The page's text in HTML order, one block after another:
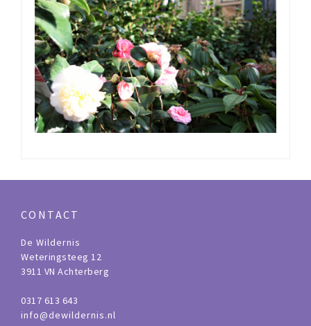
CONTACT
De Wildernis
Weteringsteeg 12
3911 VN Achterberg
0317 613 643
info@dewildernis.nl